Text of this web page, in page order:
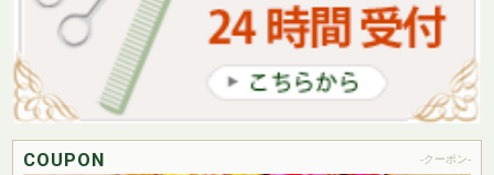
COUPON -クーポン-